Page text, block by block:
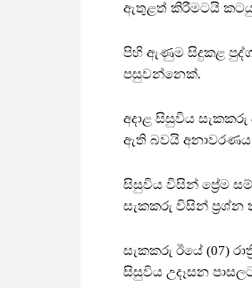
ඇතුළත් කිරීමටයි
පිහි ඇණුම සිදුකළ
පසුවන්නෙක්.
අදාළ සිසුවිය
ඇති බවයි
සිසුවිය විසින් ප්‍රේම
සැකකරු විසින් ප්‍රශ්න
සැකකරු ඊයේ (07)
සිසුවිය උදෑසන